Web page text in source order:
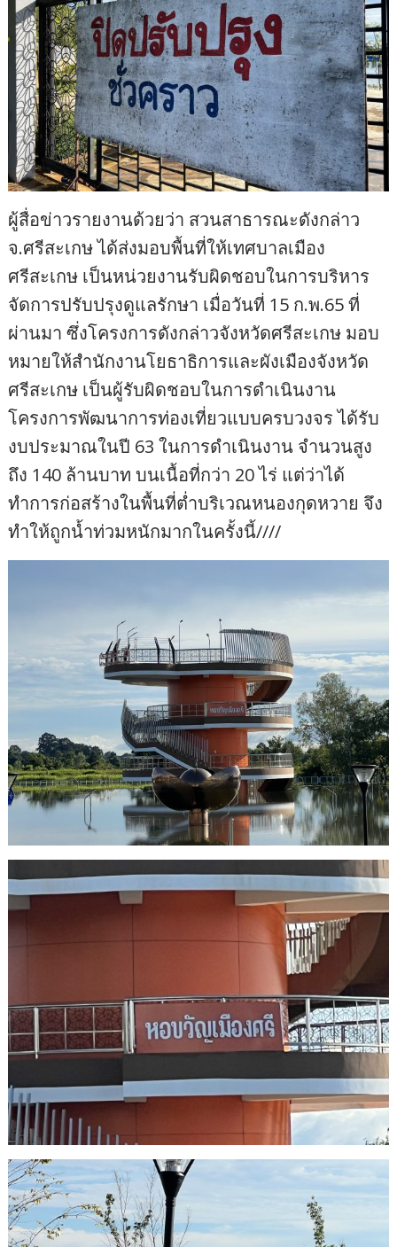
ผู้สื่อข่าวรายงานด้วยว่า สวนสาธารณะดังกล่าว
จ.ศรีสะเกษ ได้ส่งมอบพื้นที่ให้เทศบาลเมือง
ศรีสะเกษ เป็นหน่วยงานรับผิดชอบในการบริหาร
จัดการปรับปรุงดูแลรักษา เมื่อวันที่ 15 ก.พ.65 ที่
ผ่านมา ซึ่งโครงการดังกล่าวจังหวัดศรีสะเกษ มอบ
หมายให้สำนักงานโยธาธิการและผังเมืองจังหวัด
ศรีสะเกษ เป็นผู้รับผิดชอบในการดำเนินงาน
โครงการพัฒนาการท่องเที่ยวแบบครบวงจร ได้รับ
งบประมาณในปี 63 ในการดำเนินงาน จำนวนสูง
ถึง 140 ล้านบาท บนเนื้อที่กว่า 20 ไร่ แต่ว่าได้
ทำการก่อสร้างในพื้นที่ต่ำบริเวณหนองกุดหวาย จึง
ทำให้ถูกน้ำท่วมหนักมากในครั้งนี้////